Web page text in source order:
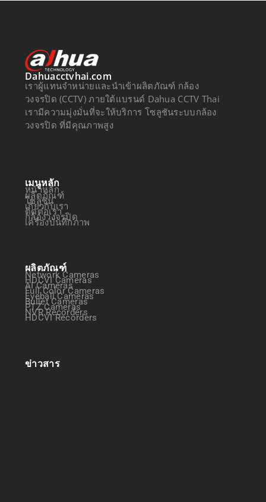
Dahuacctvhai.com
เราผู้แทนจำหน่ายและนำเข้าผลิตภัณฑ์ กล้อง
วงจรปิด (CCTV) ภายใต้แบรนด์ Dahua CCTV Thai
เรามีความมุ่งมั่นที่จะให้บริการ โซลูชันระบบกล้อง
วงจรปิด ที่มีคุณภาพสูง
เมนูหลัก
หน้าหลัก
ผลิตภัณฑ์
โซลูชัน
เกี่ยวกับเรา
ติดต่อเรา
กล้องวงจรปิด
เครื่องบันทึกภาพ
ผลิตภัณฑ์
Network Cameras
HDCVI Cameras
AI Cameras
Full Color Cameras
Eyeball Cameras
Bullet Cameras
PTZ Cameras
NVR Recorders
HDCVI Recorders
ข่าวสาร